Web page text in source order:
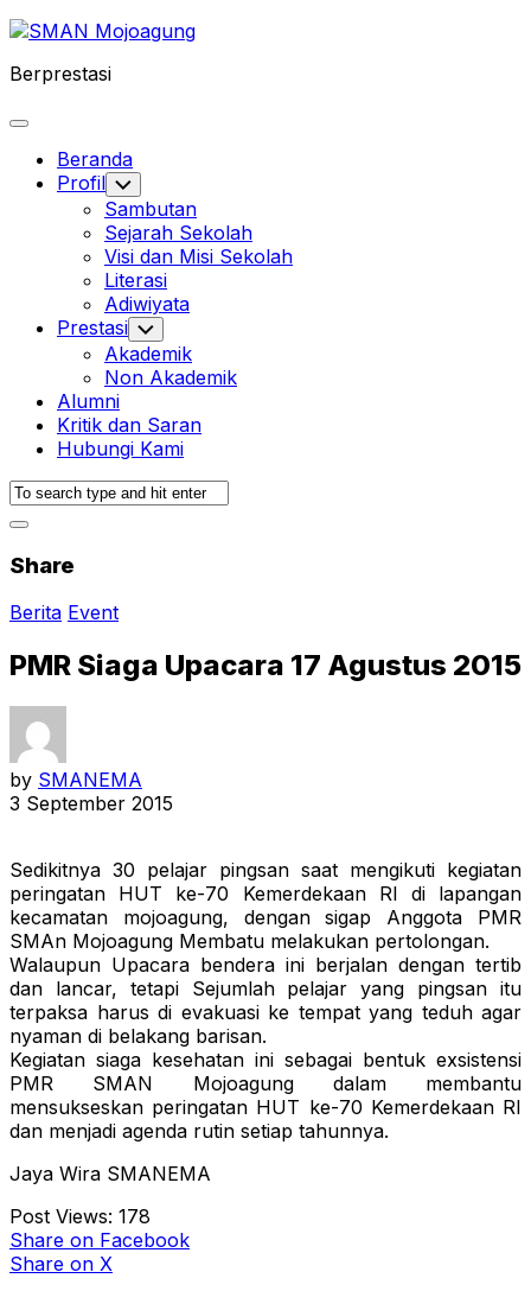
Skip
content
Berprestasi
Expand
Beranda
Profil Toggle
Child
Menu
Sambutan
Sejarah Sekolah
Visi dan Misi Sekolah
Literasi
Adiwiyata
Prestasi Toggle
Child
Menu
Akademik
Non Akademik
Alumni
Kritik dan Saran
Hubungi Kami
Share
Berita Event
PMR Siaga Upacara 17 Agustus 2015
by SMANEMA
3 September 2015
Sedikitnya 30 pelajar pingsan saat mengikuti kegiatan
peringatan HUT ke-70 Kemerdekaan RI di lapangan
kecamatan mojoagung, dengan sigap Anggota PMR
SMAn Mojoagung Membatu melakukan pertolongan.
Walaupun Upacara bendera ini berjalan dengan tertib
dan lancar, tetapi Sejumlah pelajar yang pingsan itu
terpaksa harus di evakuasi ke tempat yang teduh agar
nyaman di belakang barisan.
Kegiatan siaga kesehatan ini sebagai bentuk exsistensi
PMR SMAN Mojoagung dalam membantu
mensukseskan peringatan HUT ke-70 Kemerdekaan RI
dan menjadi agenda rutin setiap tahunnya.
Jaya Wira SMANEMA
Post Views: 178
Share on Facebook
Share on X